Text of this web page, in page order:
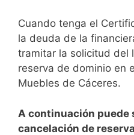
Cuando tenga el
la deuda de la
tramitar la solicitud del
reserva de dominio en
Muebles de Cáceres.
A continuación puede
cancelación de